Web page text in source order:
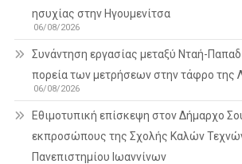
ησυχίας στην Ηγουμενίτσα
06/08/2026
Συνάντηση εργασίας μεταξύ Νταή-
πορεία των μετρήσεων στην τάφρο της
06/08/2026
Εθιμοτυπική επίσκεψη στον Δήμαρχο
εκπροσώπους της Σχολής Καλών
Πανεπιστημίου Ιωαννίνων